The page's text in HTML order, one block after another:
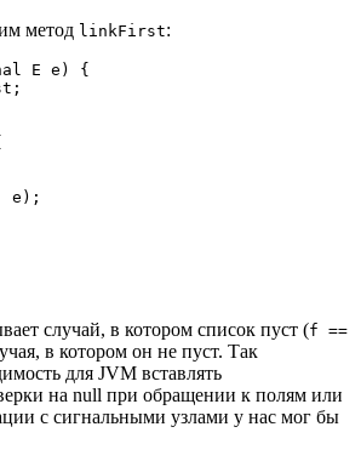
метод linkFirst:
E e) {
e);
случай, в котором список пуст (f ==
в котором он не пуст. Так
для JVM вставлять
на null при обращении к полям или
с сигнальными узлами у нас мог бы